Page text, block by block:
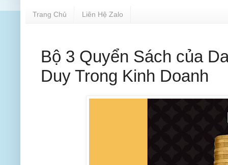
Trang Chủ Liên Hệ Zalo
Bộ 3 Quyển Sách của
Duy Trong Kinh Doanh